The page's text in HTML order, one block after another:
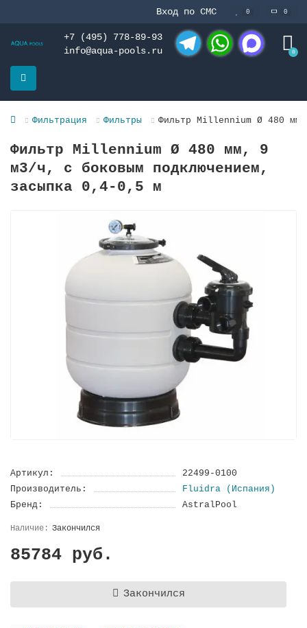
Вход по СМС 0 0
+7 (495) 778-89-93
info@aqua-pools.ru
0
Фильтрация Фильтры Фильтр Millennium Ø 480
Фильтр Millennium Ø 480 мм, 9
м3/ч, с боковым подключением,
засыпка 0,4-0,5 м
Артикул:
22499-0100
Производитель:
Fluidra (Испания)
Бренд:
AstralPool
Закончился
85784 руб.
Закончился